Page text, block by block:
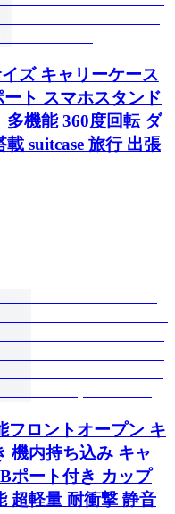
ズ キャリーケース
ト スマホスタンド
多機能 360度回転 ダ
suitcase 旅行 出張
フロントオープン キ
機内持ち込み キャ
ポート付き カップ
超軽量 耐衝撃 静音